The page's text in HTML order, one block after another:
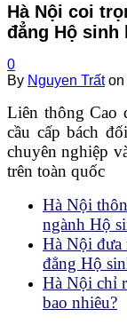
Hà Nội coi
đẳng Hộ sinh
0
By Nguyen Trất on
Liên thông Cao
cầu cấp bách
chuyên nghiệp
trên toàn quốc
Hà Nội
ngành Hộ
Hà Nội đưa
đẳng Hộ
Hà Nội chỉ
bao nhiêu?